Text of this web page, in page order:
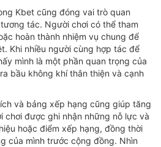
Kbet cũng đóng vai trò quan
tác. Người chơi có thể tham
hoàn thành nhiệm vụ chung để
Khi nhiều người cùng hợp tác để
mình là một phần quan trọng của
bầu không khí thân thiện và cạnh
và bảng xếp hạng cũng giúp tăng
chơi được ghi nhận những nỗ lực và
hoặc điểm xếp hạng, đồng thời
của mình trước cộng đồng. Nhìn